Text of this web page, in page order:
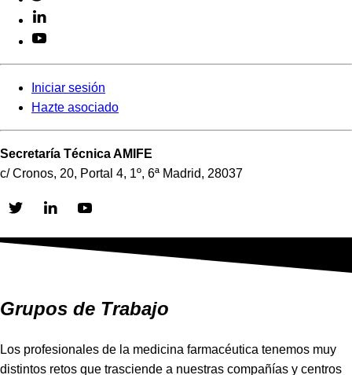
Iniciar sesión
Hazte asociado
Secretaría Técnica AMIFE
c/ Cronos, 20, Portal 4, 1º, 6ª Madrid, 28037
Skip
Grupos de Trabajo
Los profesionales de la medicina farmacéutica tenemos muy
distintos retos que trasciende a nuestras compañías y centros